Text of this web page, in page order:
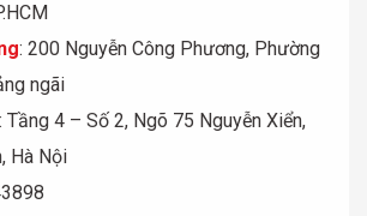
: 200 Nguyễn Công Phương, Phường
ngãi
: Tầng 4 – Số 2, Ngõ 75 Nguyễn Xiển,
Hà Nội